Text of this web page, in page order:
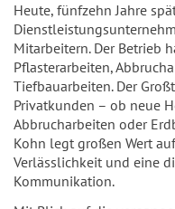
Heute, fünfzehn Jahre
Mitarbeitern. Der Betrieb
Pflasterarbeiten,
Tiefbauarbeiten. Der
Privatkunden – ob neue
Abbrucharbeiten oder
Kohn legt großen Wert
Verlässlichkeit und eine
Kommunikation.